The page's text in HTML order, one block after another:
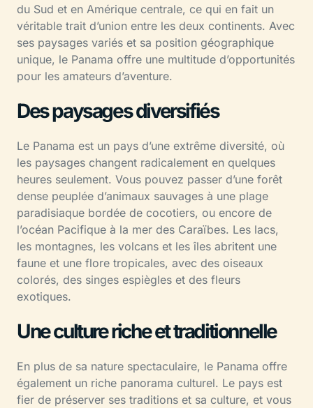
du Sud et en Amérique centrale, ce qui en fait un
véritable trait d’union entre les deux continents. Avec
ses paysages variés et sa position géographique
unique, le Panama offre une multitude d’opportunités
pour les amateurs d’aventure.
Des paysages diversifiés
Le Panama est un pays d’une extrême diversité, où
les paysages changent radicalement en quelques
heures seulement. Vous pouvez passer d’une forêt
dense peuplée d’animaux sauvages à une plage
paradisiaque bordée de cocotiers, ou encore de
l’océan Pacifique à la mer des Caraïbes. Les lacs,
les montagnes, les volcans et les îles abritent une
faune et une flore tropicales, avec des oiseaux
colorés, des singes espiègles et des fleurs
exotiques.
Une culture riche et traditionnelle
En plus de sa nature spectaculaire, le Panama offre
également un riche panorama culturel. Le pays est
fier de préserver ses traditions et sa culture, et vous